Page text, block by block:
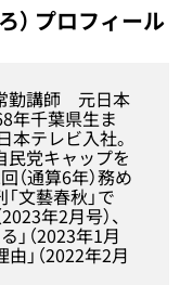
） プロフィール
勤講師 元日本
年千葉県生ま
テレビ入社。
民党キャップを
通算6年）務め
文藝春秋」で
年2月号）、
」（2023年1月
」（2022年2月